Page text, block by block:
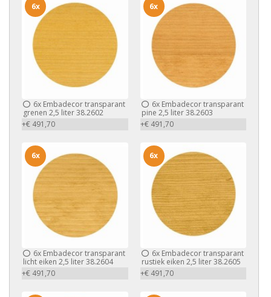
6x Embadecor transparant
grenen 2,5 liter 38.2602
+€ 491,70
6x
6xEmbadecor transparant
pine 2,5 liter 38.2603
+€ 491,70
6x
6x Embadecor transparant
licht eiken 2,5 liter 38.2604
+€ 491,70
6x
6xEmbadecor transparant
rustiek eiken 2,5 liter 38.2605
+€ 491,70
6x